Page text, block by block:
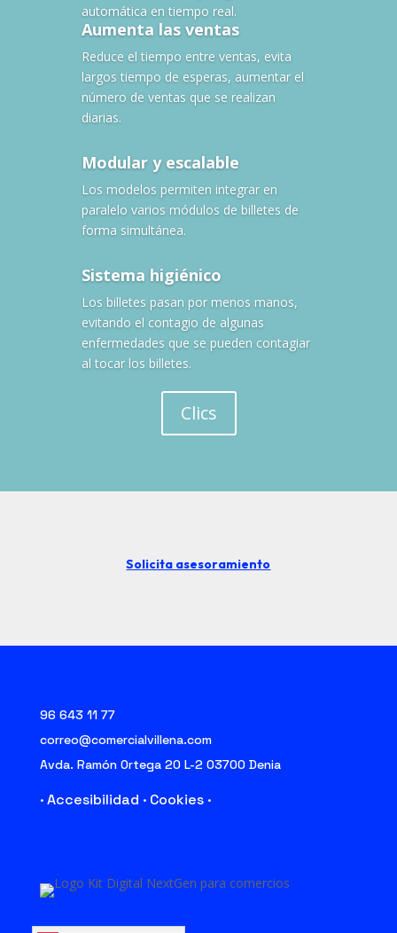
automática en tiempo real.
Aumenta las ventas
Reduce el tiempo entre ventas, evita
largos tiempo de esperas, aumentar el
número de ventas que se realizan
diarias.
Modular y escalable
Los modelos permiten integrar en
paralelo varios módulos de billetes de
forma simultánea.
Sistema higiénico
Los billetes pasan por menos manos,
evitando el contagio de algunas
enfermedades que se pueden contagiar
al tocar los billetes.
Clics
Solicita asesoramiento
96 643 11 77
correo@comercialvillena.com
Avda. Ramón Ortega 20 L-2 03700 Denia
· Accesibilidad ·Cookies ·